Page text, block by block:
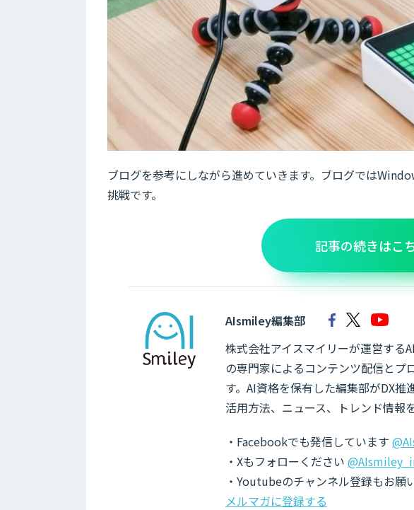
ブログを参考にしながら進めていきます。ブログでは
挑戦です。
記事の続きはこ
AIsmiley編集部
株式会社アイスマイリーが運営する
の専門家によるコンテンツ配信とプ
す。AI資格を保有した編集部がDX
活用方法、ニュース、トレンド情報
・Facebookでも発信しています
・Xもフォローください
・Youtubeのチャンネル登録もお願
メルマガに登録する